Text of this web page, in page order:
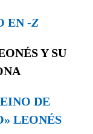
EN -Z
Y SU
DE
LEONÉS